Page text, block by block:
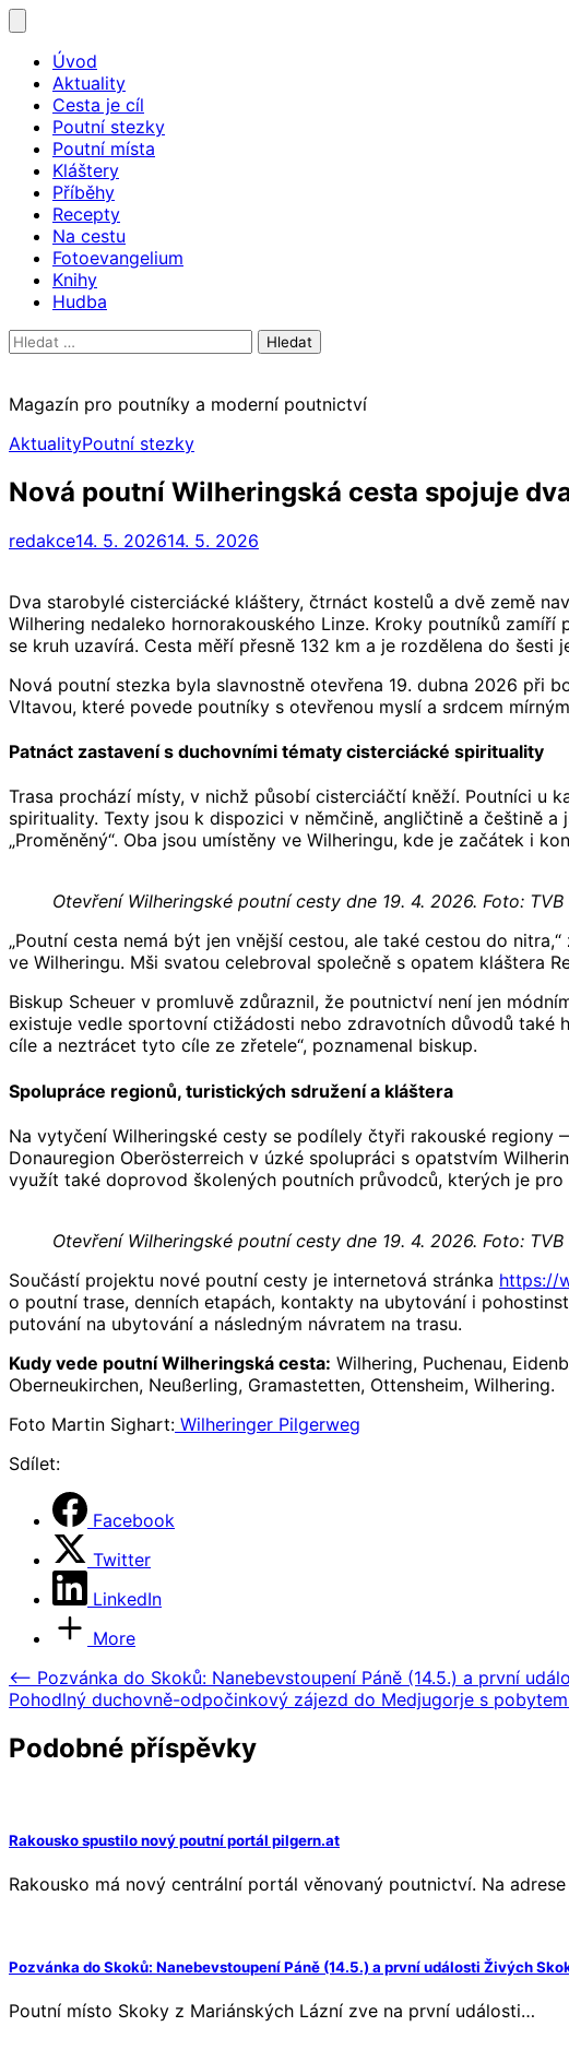
Skip
contentÚvod
Aktuality
Cesta je cíl
Poutní stezky
Poutní místa
Kláštery
Příběhy
Recepty
Na cestu
Fotoevangelium
Knihy
Hudba
Vyhledávání
Magazín pro poutníky a moderní poutnictví
AktualityPoutní stezky
Nová poutní Wilheringská cesta spojuje
redakce14. 5. 202614. 5. 2026
Dva starobylé cisterciácké kláštery, čtrnáct kostelů a dvě země
Wilhering nedaleko hornorakouského Linze. Kroky poutníků
se kruh uzavírá. Cesta měří přesně 132 km a je rozdělena do šesti
Nová poutní stezka byla slavnostně otevřena 19. dubna 2026 při
Vltavou, které povede poutníky s otevřenou myslí a srdcem
Patnáct zastavení s duchovními tématy cisterciácké spirituality
Trasa prochází místy, v nichž působí cisterciáčtí kněží. Poutníci u
spirituality. Texty jsou k dispozici v němčině, angličtině a češtině a
„Proměněný“. Oba jsou umístěny ve Wilheringu, kde je začátek i
Otevření Wilheringské poutní cesty dne 19. 4. 2026. Foto:
„Poutní cesta nemá být jen vnější cestou, ale také cestou do
ve Wilheringu. Mši svatou celebroval společně s opatem kláštera
Biskup Scheuer v promluvě zdůraznil, že poutnictví není jen
existuje vedle sportovní ctižádosti nebo zdravotních důvodů také
cíle a neztrácet tyto cíle ze zřetele“, poznamenal biskup.
Spolupráce regionů, turistických sdružení a kláštera
Na vytyčení Wilheringské cesty se podílely čtyři rakouské
Donauregion Oberösterreich v úzké spolupráci s opatstvím
využít také doprovod školených poutních průvodců, kterých je
Otevření Wilheringské poutní cesty dne 19. 4. 2026. Foto:
Součástí projektu nové poutní cesty je internetová stránka https://
o poutní trase, denních etapách, kontakty na ubytování i
putování na ubytování a následným návratem na trasu.
Kudy vede poutní Wilheringská cesta: Wilhering, Puchenau,
Oberneukirchen, Neußerling, Gramastetten, Ottensheim, Wilhering.
Foto Martin Sighart: Wilheringer Pilgerweg
Sdílet:
Facebook
Twitter
LinkedIn
More
Navigace
pro
příspěvek
⟵ Pozvánka do Skoků: Nanebevstoupení Páně (14.5.) a první
Pohodlný duchovně-odpočinkový zájezd do Medjugorje s
Podobné příspěvky
Rakousko spustilo nový poutní portál pilgern.at
Rakousko má nový centrální portál věnovaný poutnictví. Na
Pozvánka do Skoků: Nanebevstoupení Páně (14.5.) a první události Živých
Poutní místo Skoky z Mariánských Lázní zve na první události…